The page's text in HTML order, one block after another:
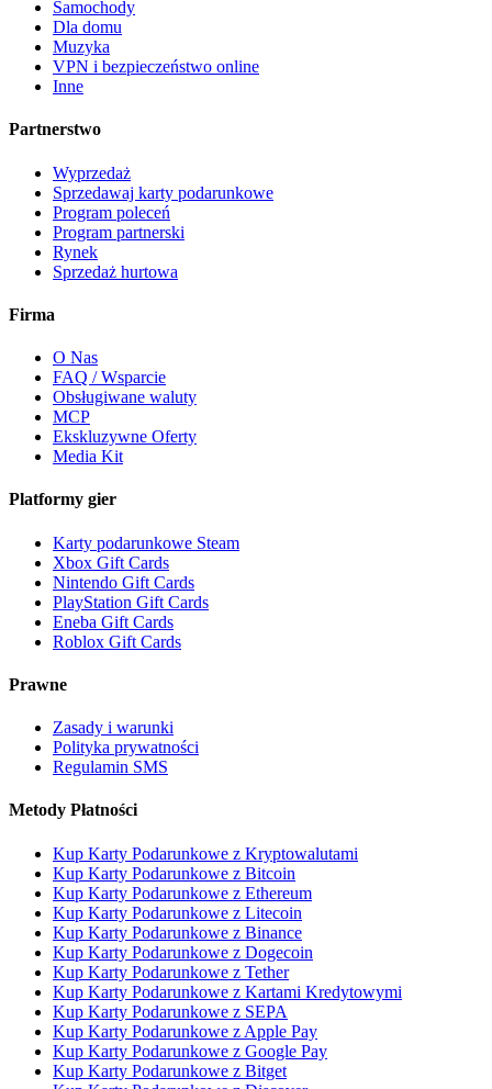
Samochody
Dla domu
Muzyka
VPN i bezpieczeństwo online
Inne
Partnerstwo
Wyprzedaż
Sprzedawaj karty podarunkowe
Program poleceń
Program partnerski
Rynek
Sprzedaż hurtowa
Firma
O Nas
FAQ / Wsparcie
Obsługiwane waluty
MCP
Ekskluzywne Oferty
Media Kit
Platformy gier
Karty podarunkowe Steam
Xbox Gift Cards
Nintendo Gift Cards
PlayStation Gift Cards
Eneba Gift Cards
Roblox Gift Cards
Prawne
Zasady i warunki
Polityka prywatności
Regulamin SMS
Metody Płatności
Kup Karty Podarunkowe z Kryptowalutami
Kup Karty Podarunkowe z Bitcoin
Kup Karty Podarunkowe z Ethereum
Kup Karty Podarunkowe z Litecoin
Kup Karty Podarunkowe z Binance
Kup Karty Podarunkowe z Dogecoin
Kup Karty Podarunkowe z Tether
Kup Karty Podarunkowe z Kartami Kredytowymi
Kup Karty Podarunkowe z SEPA
Kup Karty Podarunkowe z Apple Pay
Kup Karty Podarunkowe z Google Pay
Kup Karty Podarunkowe z Bitget